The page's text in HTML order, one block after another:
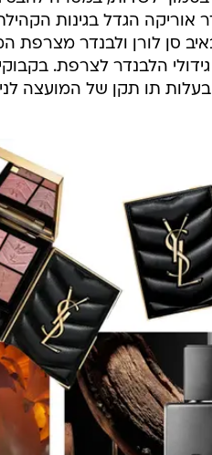
אוריקה הגדל בגינות
סן לורן ולבנדר מצרפת
הלבנדר לצרפת. בקבוקי
תו תקן של המועצה